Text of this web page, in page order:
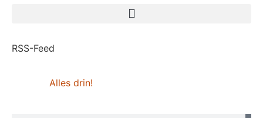
RSS-Feed
Alles drin!